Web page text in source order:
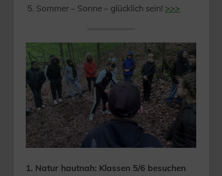
Sommer – Sonne – glücklich sein! >>>
1. Natur hautnah: Klassen 5/6 besuchen